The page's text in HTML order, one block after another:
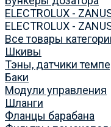
ELECTROLUX -
ELECTROLUX -
Все товары
Шкивы
Тэны, датчики
Баки
Модули управления
Шланги
Фланцы барабана